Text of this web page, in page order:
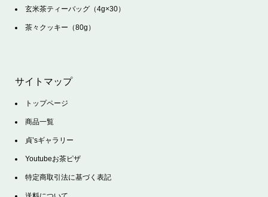
玄米茶ティーバッグ（4g×30）
茶々クッキー（80g）
サイトマップ
トップページ
商品一覧
貞’sギャラリー
Youtubeお茶ピザ
特定商取引法に基づく表記